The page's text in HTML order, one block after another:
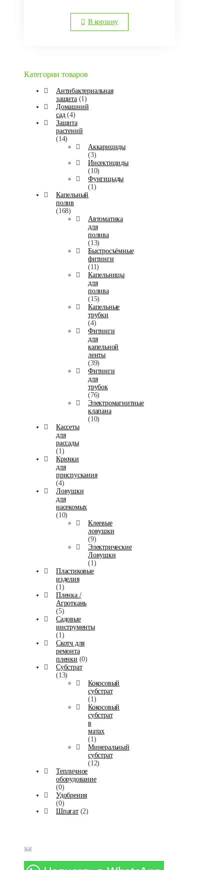
В корзину
Категории товаров
Антибактериальная
защита (1)
Домашний
сад (4)
Защита
растений
(14)
Аккарициды
(3)
Инсектициды
(10)
Фунгицыды
(1)
Капельный
полив
(168)
Автоматика
для
полива
(13)
Быстросъёмные
фитинги
(11)
Капельницы
для
полива
(15)
Капельные
трубки
(4)
Фитинги
для
капельной
ленты
(39)
Фитинги
для
трубок
(76)
Электромагнитные
клапана
(10)
Кассеты
для
рассады
(1)
Крючки
для
приспускания
(4)
Ловушки
для
насекомых
(10)
Клеевые
ловушки
(9)
Электрические
Ловушки
(1)
Пластиковые
изделия
(1)
Пленка /
Агроткань
(5)
Садовые
инструменты
(1)
Скотч для
ремонта
пленки (0)
Субстрат
(13)
Кокосовый
субстрат
(1)
Кокосовый
субстрат
в
матах
(1)
Минеральный
субстрат
(12)
Тепличное
оборудование
(0)
Удобрения
(0)
Шпагат (2)